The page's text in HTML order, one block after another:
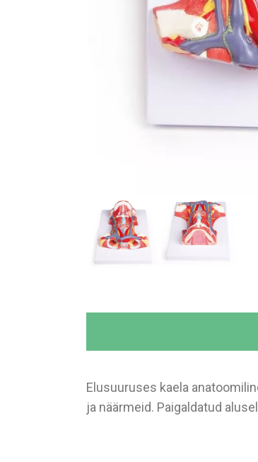
Elusuuruses kaela
ja näärmeid. Paigaldatud